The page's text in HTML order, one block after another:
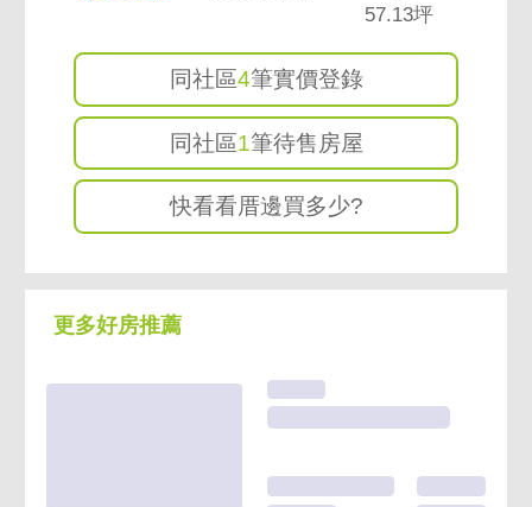
57.13坪
同社區4筆實價登錄
同社區1筆待售房屋
快看看厝邊買多少?
更多好房推薦